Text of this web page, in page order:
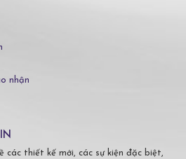
nhận
các thiết kế mới, các sự kiện đặc biệt,